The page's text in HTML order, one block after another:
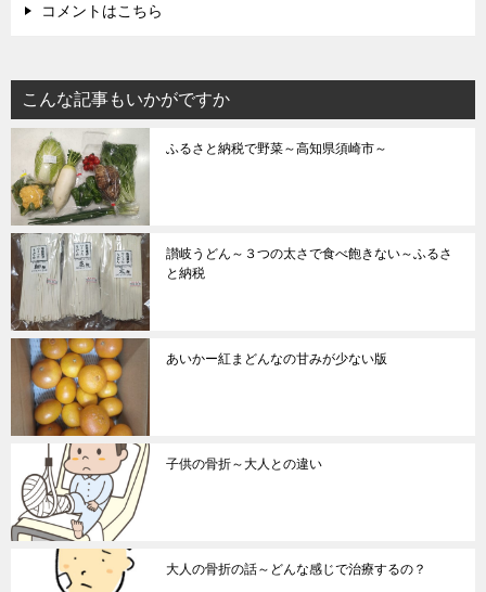
コメントはこちら
こんな記事もいかがですか
ふるさと納税で野菜～高知県須崎市～
讃岐うどん～３つの太さで食べ飽きない～ふるさ
と納税
あいかー紅まどんなの甘みが少ない版
子供の骨折～大人との違い
大人の骨折の話～どんな感じで治療するの？